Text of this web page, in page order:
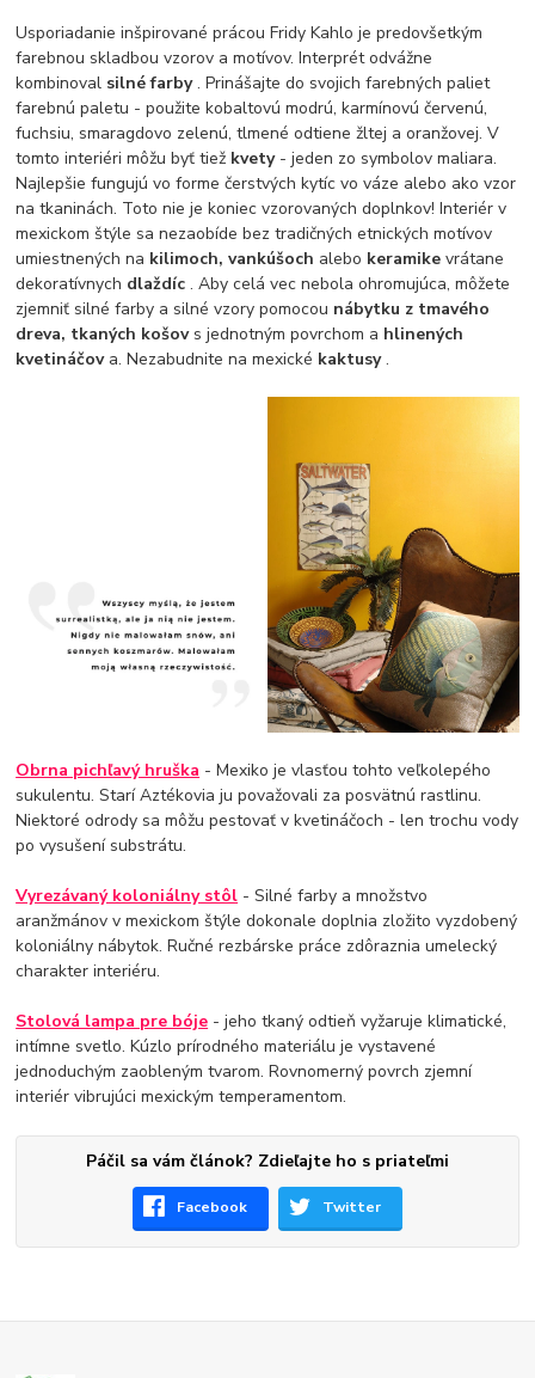
Usporiadanie inšpirované prácou Fridy Kahlo je predovšetkým
farebnou skladbou vzorov a motívov. Interprét odvážne
kombinoval silné farby. Prinášajte do svojich farebných paliet
farebnú paletu - použite kobaltovú modrú, karmínovú červenú,
fuchsiu, smaragdovo zelenú, tlmené odtiene žltej a oranžovej. V
tomto interiéri môžu byť tiež kvety - jeden zo symbolov maliara.
Najlepšie fungujú vo forme čerstvých kytíc vo váze alebo ako vzor
na tkaninách. Toto nie je koniec vzorovaných doplnkov! Interiér v
mexickom štýle sa nezaobíde bez tradičných etnických motívov
umiestnených na kilimoch, vankúšoch alebo keramikevrátane
dekoratívnych dlaždíc. Aby celá vec nebola ohromujúca, môžete
zjemniť silné farby a silné vzory pomocou nábytku z tmavého
dreva, tkaných košov s jednotným povrchom a hlinených
kvetináčov a. Nezabudnite na mexické kaktusy.
Obrna pichľavý hruška - Mexiko je vlasťou tohto veľkolepého
sukulentu. Starí Aztékovia ju považovali za posvätnú rastlinu.
Niektoré odrody sa môžu pestovať v kvetináčoch - len trochu vody
po vysušení substrátu.
Vyrezávaný koloniálny stôl - Silné farby a množstvo
aranžmánov v mexickom štýle dokonale doplnia zložito vyzdobený
koloniálny nábytok. Ručné rezbárske práce zdôraznia umelecký
charakter interiéru.
Stolová lampa pre bóje - jeho tkaný odtieň vyžaruje klimatické,
intímne svetlo. Kúzlo prírodného materiálu je vystavené
jednoduchým zaobleným tvarom. Rovnomerný povrch zjemní
interiér vibrujúci mexickým temperamentom.
Páčil sa vám článok? Zdieľajte ho s priateľmi
Facebook Twitter